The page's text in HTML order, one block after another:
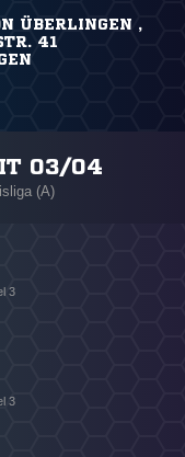
ÜBERLINGEN ,
41
03/04
(A)
3
3